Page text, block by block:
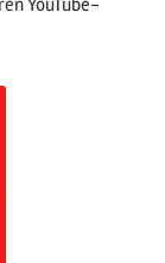
YouTube-